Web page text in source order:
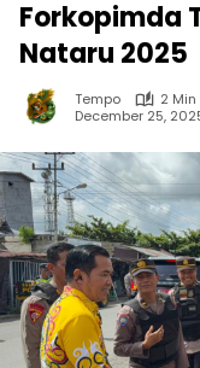
Forkopimda
Nataru 2025
Tempo
2
December 25,